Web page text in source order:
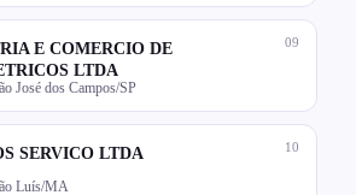
09
E COMERCIO DE
LTDA
José dos Campos/SP
10
SERVICO LTDA
Luís/MA